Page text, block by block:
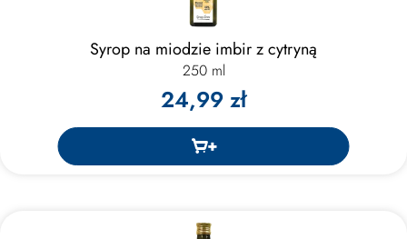
Syrop na miodzie imbir z cytryną
250 ml
24,99 zł